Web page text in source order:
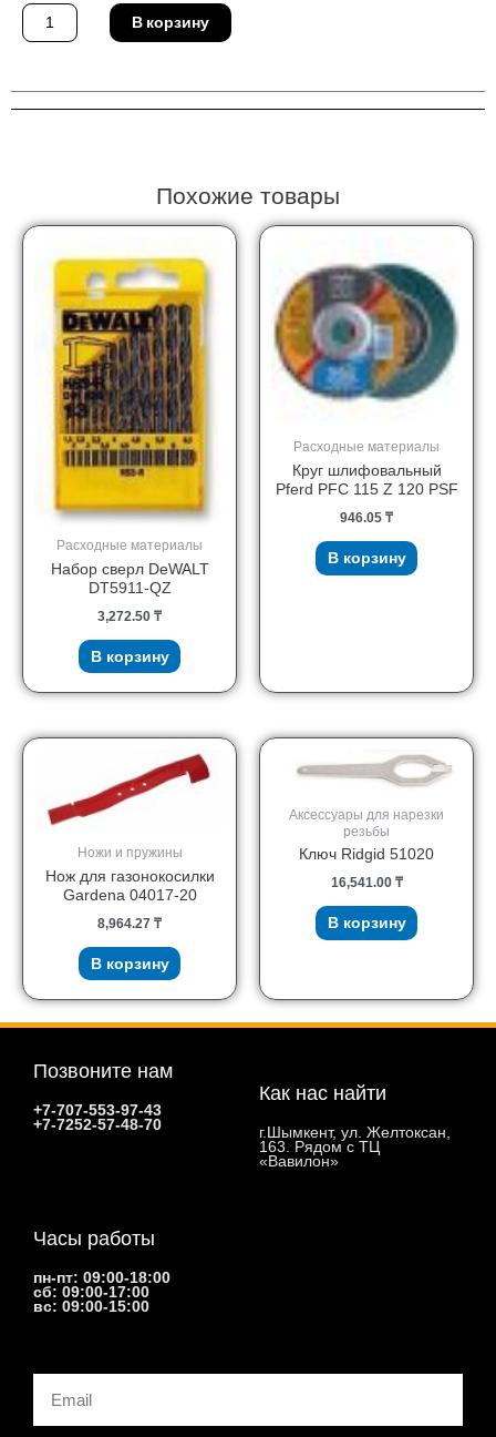
Количество
товара
Фибродиск
125
STEEL
В корзину
Похожие товары
Расходные материалы
Набор сверл DeWALT
DT5911-QZ
3,272.50 ₸
В корзину
Расходные материалы
Круг шлифовальный
Pferd PFC 115 Z 120 PSF
946.05 ₸
В корзину
Ножи и пружины
Нож для газонокосилки
Gardena 04017-20
8,964.27 ₸
В корзину
Аксессуары для нарезки
резьбы
Ключ Ridgid 51020
16,541.00 ₸
В корзину
Позвоните нам
+7-707-553-97-43
+7-7252-57-48-70
Как нас найти
г.Шымкент, ул. Желтоксан,
163. Рядом с ТЦ
«Вавилон»
Часы работы
пн-пт: 09:00-18:00
сб: 09:00-17:00
вс: 09:00-15:00
Email